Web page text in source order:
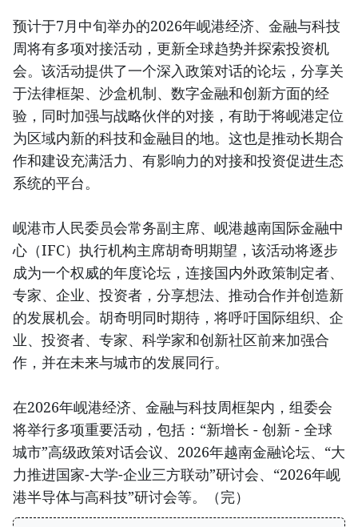
预计于7月中旬举办的2026年岘港经济、金融与科技
周将有多项对接活动，更新全球趋势并探索投资机
会。该活动提供了一个深入政策对话的论坛，分享关
于法律框架、沙盒机制、数字金融和创新方面的经
验，同时加强与战略伙伴的对接，有助于将岘港定位
为区域内新的科技和金融目的地。这也是推动长期合
作和建设充满活力、有影响力的对接和投资促进生态
系统的平台。
岘港市人民委员会常务副主席、岘港越南国际金融中
心（IFC）执行机构主席胡奇明期望，该活动将逐步
成为一个权威的年度论坛，连接国内外政策制定者、
专家、企业、投资者，分享想法、推动合作并创造新
的发展机会。胡奇明同时期待，将呼吁国际组织、企
业、投资者、专家、科学家和创新社区前来加强合
作，并在未来与城市的发展同行。
在2026年岘港经济、金融与科技周框架内，组委会
将举行多项重要活动，包括：“新增长 - 创新 - 全球
城市”高级政策对话会议、2026年越南金融论坛、“大
力推进国家-大学-企业三方联动”研讨会、“2026年岘
港半导体与高科技”研讨会等。（完）